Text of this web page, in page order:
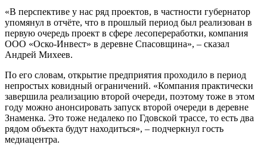
«В перспективе у нас ряд проектов, в частности губернатор
упомянул в отчёте, что в прошлый период был реализован в
первую очередь проект в сфере лесопереработки, компания
ООО «Оско-Инвест» в деревне Спасовщина», – сказал
Андрей Михеев.
По его словам, открытие предприятия проходило в период
непростых ковидный ограничений. «Компания практически
завершила реализацию второй очереди, поэтому тоже в этом
году можно анонсировать запуск второй очереди в деревне
Знаменка. Это тоже недалеко по Гдовской трассе, то есть два
рядом объекта будут находиться», – подчеркнул гость
медиацентра.